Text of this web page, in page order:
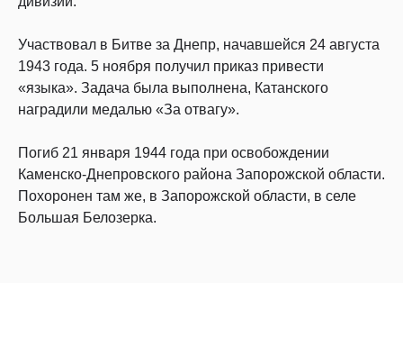
Участвовал в Битве за Днепр, начавшейся 24 августа
1943 года. 5 ноября получил приказ привести
«языка». Задача была выполнена, Катанского
наградили медалью «За отвагу».
Погиб 21 января 1944 года при освобождении
Каменско-Днепровского района Запорожской области.
Похоронен там же, в Запорожской области, в селе
Большая Белозерка.